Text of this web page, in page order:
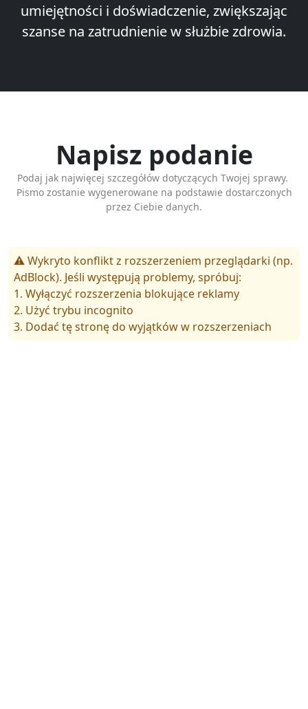
umiejętności i doświadczenie, zwiększając
szanse na zatrudnienie w służbie zdrowia.
Napisz podanie
Podaj jak najwięcej szczegółów dotyczących Twojej sprawy.
Pismo zostanie wygenerowane na podstawie dostarczonych
przez Ciebie danych.
⚠️ Wykryto konflikt z rozszerzeniem przeglądarki (np.
AdBlock). Jeśli występują problemy, spróbuj:
1. Wyłączyć rozszerzenia blokujące reklamy
2. Użyć trybu incognito
3. Dodać tę stronę do wyjątków w rozszerzeniach